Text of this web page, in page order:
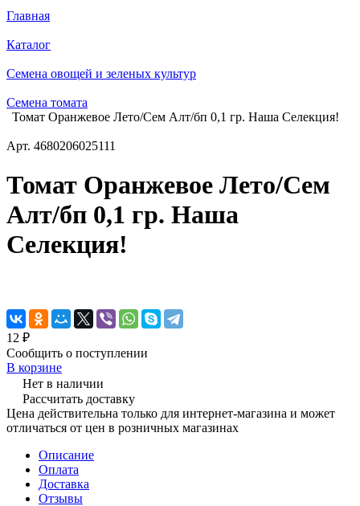
Главная
Каталог
Семена овощей и зеленых культур
Семена томата
Томат Оранжевое Лето/Сем Алт/бп 0,1 гр. Наша Селекция!
Арт. 4680206025111
Томат Оранжевое Лето/Сем
Алт/бп 0,1 гр. Наша
Селекция!
12 ₽
Сообщить о поступлении
В корзине
Нет в наличии
Рассчитать доставку
Цена действительна только для интернет-магазина и может
отличаться от цен в розничных магазинах
Описание
Оплата
Доставка
Отзывы